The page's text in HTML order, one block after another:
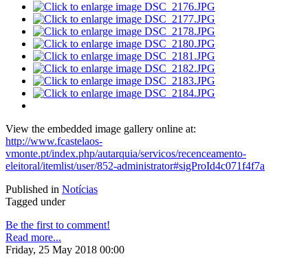
View the embedded image gallery online at:
http://www.fcastelaos-
vmonte.pt/index.php/autarquia/servicos/recenceamento-
eleitoral/itemlist/user/852-administrator#sigProId4c071f4f7a
Published in Notícias
Tagged under
Be the first to comment!
Read more...
Friday, 25 May 2018 00:00